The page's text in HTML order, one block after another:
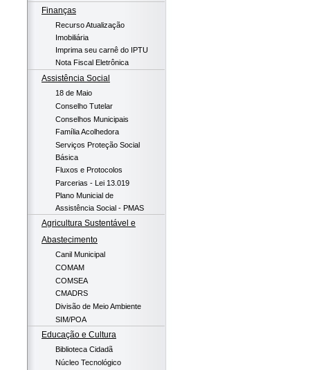
Finanças
Recurso Atualização
Imobiliária
Imprima seu carnê do IPTU
Nota Fiscal Eletrônica
Assistência Social
18 de Maio
Conselho Tutelar
Conselhos Municipais
Família Acolhedora
Serviços Proteção Social
Básica
Fluxos e Protocolos
Parcerias - Lei 13.019
Plano Municial de
Assistência Social - PMAS
Agricultura Sustentável e
Abastecimento
Canil Municipal
COMAM
COMSEA
CMADRS
Divisão de Meio Ambiente
SIM/POA
Educação e Cultura
Biblioteca Cidadã
Núcleo Tecnológico